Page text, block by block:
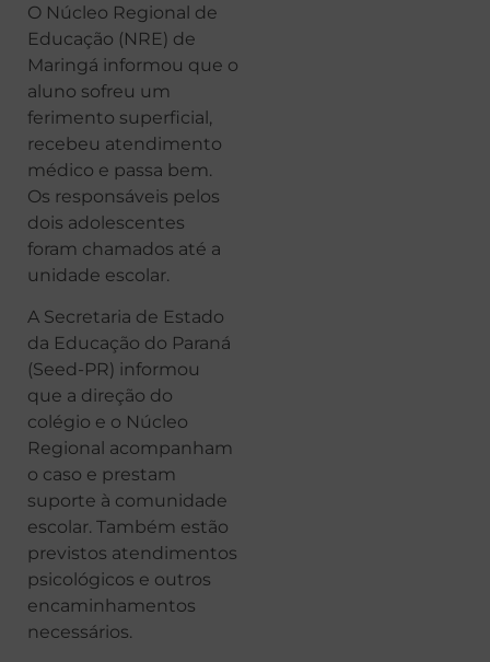
O Núcleo Regional de
Educação (NRE) de
Maringá informou que o
aluno sofreu um
ferimento superficial,
recebeu atendimento
médico e passa bem.
Os responsáveis pelos
dois adolescentes
foram chamados até a
unidade escolar.
A Secretaria de Estado
da Educação do Paraná
(Seed-PR) informou
que a direção do
colégio e o Núcleo
Regional acompanham
o caso e prestam
suporte à comunidade
escolar. Também estão
previstos atendimentos
psicológicos e outros
encaminhamentos
necessários.